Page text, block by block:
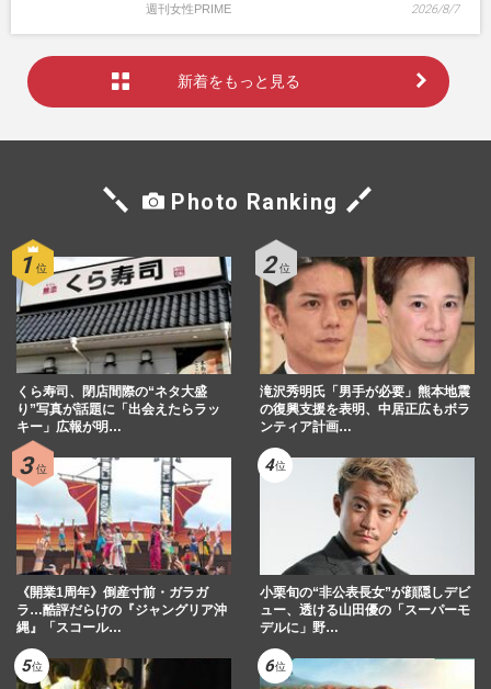
週刊女性PRIME 2026/8/7
新着をもっと見る
Photo Ranking
くら寿司、閉店間際の“ネタ大盛
り”写真が話題に「出会えたらラッ
キー」広報が明…
滝沢秀明氏「男手が必要」熊本地震
の復興支援を表明、中居正広もボラ
ンティア計画…
《開業1周年》倒産寸前・ガラガ
ラ…酷評だらけの『ジャングリア沖
縄』「スコール…
小栗旬の“非公表長女”が顔隠しデビ
ュー、透ける山田優の「スーパーモ
デルに」野…